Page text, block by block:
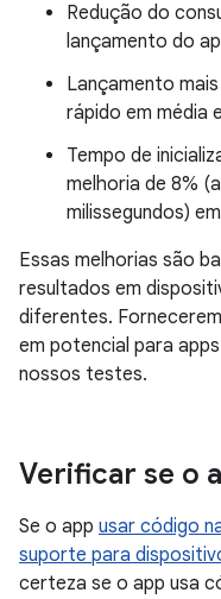
Redução do
lançamento do
Lançamento
rápido em média
Tempo de
melhoria de 8%
milissegundos)
Essas melhorias são
resultados em
diferentes.
em potencial para
nossos testes.
Verificar se o
Se o app usar código
suporte para
certeza se o app usa